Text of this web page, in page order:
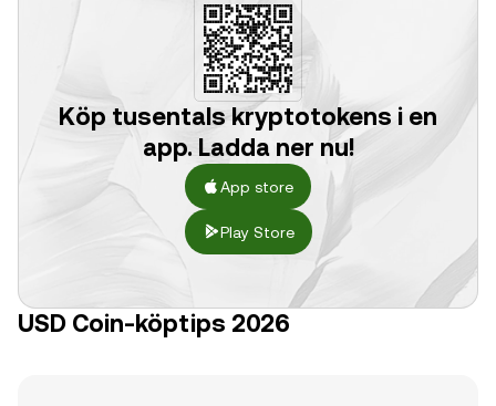
Köp tusentals kryptotokens i en
app. Ladda ner nu!
App store
Play Store
USD Coin-köptips 2026